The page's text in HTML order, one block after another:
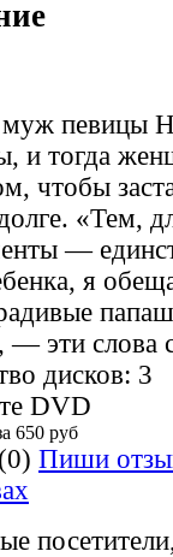
певицы
и тогда
чтобы
«Тем,
—
я
— эти слова
дисков: 3
DVD
650 руб
Пиши